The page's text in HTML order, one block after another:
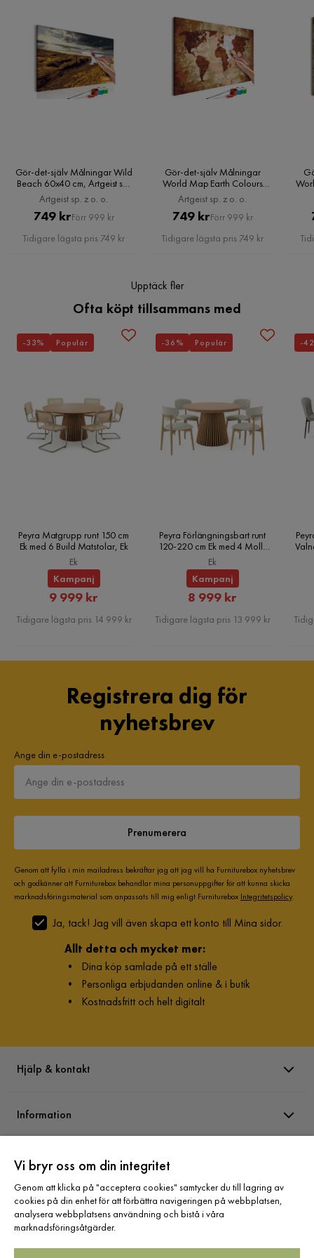
som du kan välja i kassan. Om inga tillvalstjänster visas, kan
vi tyvärr inte erbjuda dessa för ditt postnummer och valda
produkter.
Läs våra Köpvillkorför mer information.
Gör-det-själv Målningar Wild
Beach 60x40 cm, Artgeist sp.
z o. o.
Artgeist sp. z o. o.
Pris
749 krOriginal
Pris
Förr 999 kr
Tidigare lägsta pris 749 kr
Gör-det-själv Målningar
World Map Earth Colours
60x40 cm, Artgeist sp. z o. o.
Artgeist sp. z o. o.
Pris
749 krOriginal
Pris
Förr 999 kr
Tidigare lägsta pris 749 kr
Upptäck fler
Ofta köpt tillsammans med
Peyra Matgrupp runt 150 cm
Ek med 6 Build Matstolar, Ek
Ek
Kampanj
Rabatterat
Pris
9 999 kr
Tidigare lägsta pris 14 999 kr
-33% Populär
Peyra Förlängningsbart runt
120-220 cm Ek med 4 Molly
Matstolar, Ek
Ek
Kampanj
Rabatterat
Pris
8 999 kr
Tidigare lägsta pris 13 999 kr
-36% Populär -
Registrera dig för
nyhetsbrev
Ange din e-postadress
Prenumerera
Genom att fylla i min mailadress bekräftar jag att jag vill ha Furniturebox nyhetsbrev
och godkänner att Furniturebox behandlar mina personuppgifter för att kunna skicka
marknadsföringsmaterial som anpassats till mig enligt Furniturebox Integritetspolicy.
Ja, tack! Jag vill även skapa ett konto till Mina sidor.
Allt detta och mycket mer:
• Dina köp samlade på ett ställe
• Personliga erbjudanden online & i butik
• Kostnadsfritt och helt digitalt
Hjälp & kontakt
Information
Varumärken
Sortiment
Vi bryr oss om din integritet
Genom att klicka på "acceptera cookies" samtycker du till lagring av
cookies på din enhet för att förbättra navigeringen på webbplatsen,
analysera webbplatsens användning och bistå i våra
marknadsföringsåtgärder.